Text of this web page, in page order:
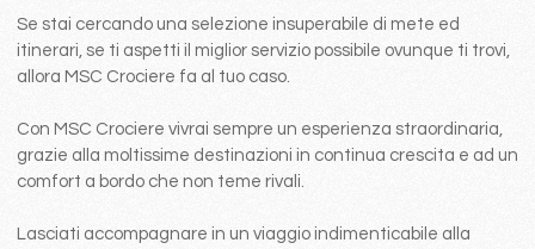
Se stai cercando una selezione insuperabile di mete ed
itinerari, se ti aspetti il miglior servizio possibile ovunque ti trovi,
allora MSC Crociere fa al tuo caso.
Con MSC Crociere vivrai sempre un esperienza straordinaria,
grazie alla moltissime destinazioni in continua crescita e ad un
comfort a bordo che non teme rivali.
Lasciati accompagnare in un viaggio indimenticabile alla